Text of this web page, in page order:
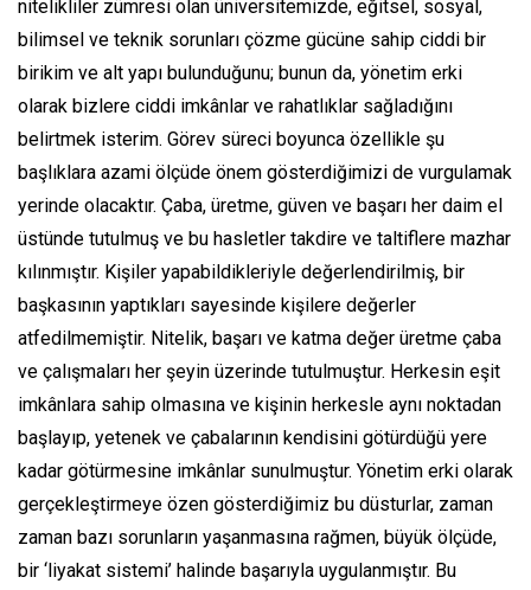
nitelikliler zümresi olan üniversitemizde, eğitsel, sosyal,
bilimsel ve teknik sorunları çözme gücüne sahip ciddi bir
birikim ve alt yapı bulunduğunu; bunun da, yönetim erki
olarak bizlere ciddi imkânlar ve rahatlıklar sağladığını
belirtmek isterim. Görev süreci boyunca özellikle şu
başlıklara azami ölçüde önem gösterdiğimizi de vurgulamak
yerinde olacaktır. Çaba, üretme, güven ve başarı her daim el
üstünde tutulmuş ve bu hasletler takdire ve taltiflere mazhar
kılınmıştır. Kişiler yapabildikleriyle değerlendirilmiş, bir
başkasının yaptıkları sayesinde kişilere değerler
atfedilmemiştir. Nitelik, başarı ve katma değer üretme çaba
ve çalışmaları her şeyin üzerinde tutulmuştur. Herkesin eşit
imkânlara sahip olmasına ve kişinin herkesle aynı noktadan
başlayıp, yetenek ve çabalarının kendisini götürdüğü yere
kadar götürmesine imkânlar sunulmuştur. Yönetim erki olarak
gerçekleştirmeye özen gösterdiğimiz bu düsturlar, zaman
zaman bazı sorunların yaşanmasına rağmen, büyük ölçüde,
bir ‘liyakat sistemi’ halinde başarıyla uygulanmıştır. Bu